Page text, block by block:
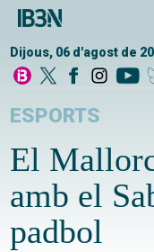
Dijous, 06 d'agost de
ESPORTS
El
amb el
padbol